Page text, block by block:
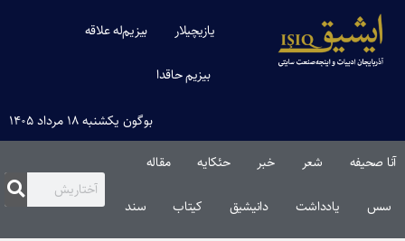
یازیچیلار بیزیم‌له علاقه
بیزیم حاقدا
بوگون یکشنبه ۱۸ مرداد ۱۴۰۵
آنا صحیفه شعر خبر حئکایه مقاله‌
سس یادداشت دانیشیق کیتاب سند